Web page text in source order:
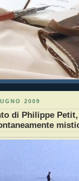
2009
di Philippe